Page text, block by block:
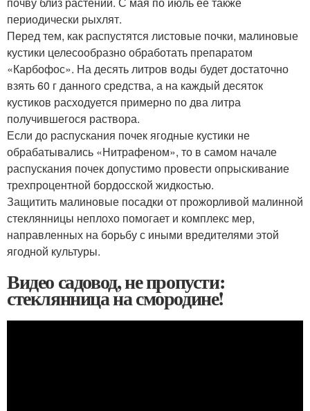
периодически рыхлят.
Перед тем, как распустятся листовые почки, малиновые
кустики целесообразно обработать препаратом
«Карбофос». На десять литров воды будет достаточно
взять 60 г данного средства, а на каждый десяток
кустиков расходуется примерно по два литра
получившегося раствора.
Если до распускания почек ягодные кустики не
обрабатывались «Нитрафеном», то в самом начале
распускания почек допустимо провести опрыскивание
трехпроцентной бордосской жидкостью.
Защитить малиновые посадки от прожорливой малинной
стеклянницы неплохо помогает и комплекс мер,
направленных на борьбу с иными вредителями этой
ягодной культуры.
Видео садовод, не пропусти:
стеклянница на смородине!